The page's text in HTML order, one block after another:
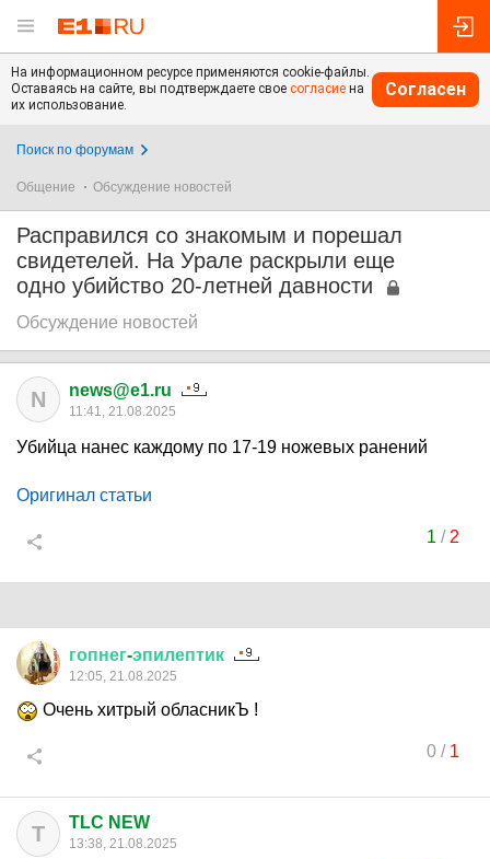
На информационном ресурсе применяются cookie-файлы.
Оставаясь на сайте, вы подтверждаете свое согласие на
их использование.
Согласен
Поиск по форумам
Общение Обсуждение новостей
Расправился со знакомым и порешал
свидетелей. На Урале раскрыли еще
одно убийство 20-летней давности
Обсуждение новостей
N news@e1.ru
11:41, 21.08.2025
Убийца нанес каждому по 17-19 ножевых ранений
Оригинал статьи
1 / 2
гопнег-эпилептик
12:05, 21.08.2025
Очень хитрый обласникЪ !
0/ 1
T TLC NEW
13:38, 21.08.2025